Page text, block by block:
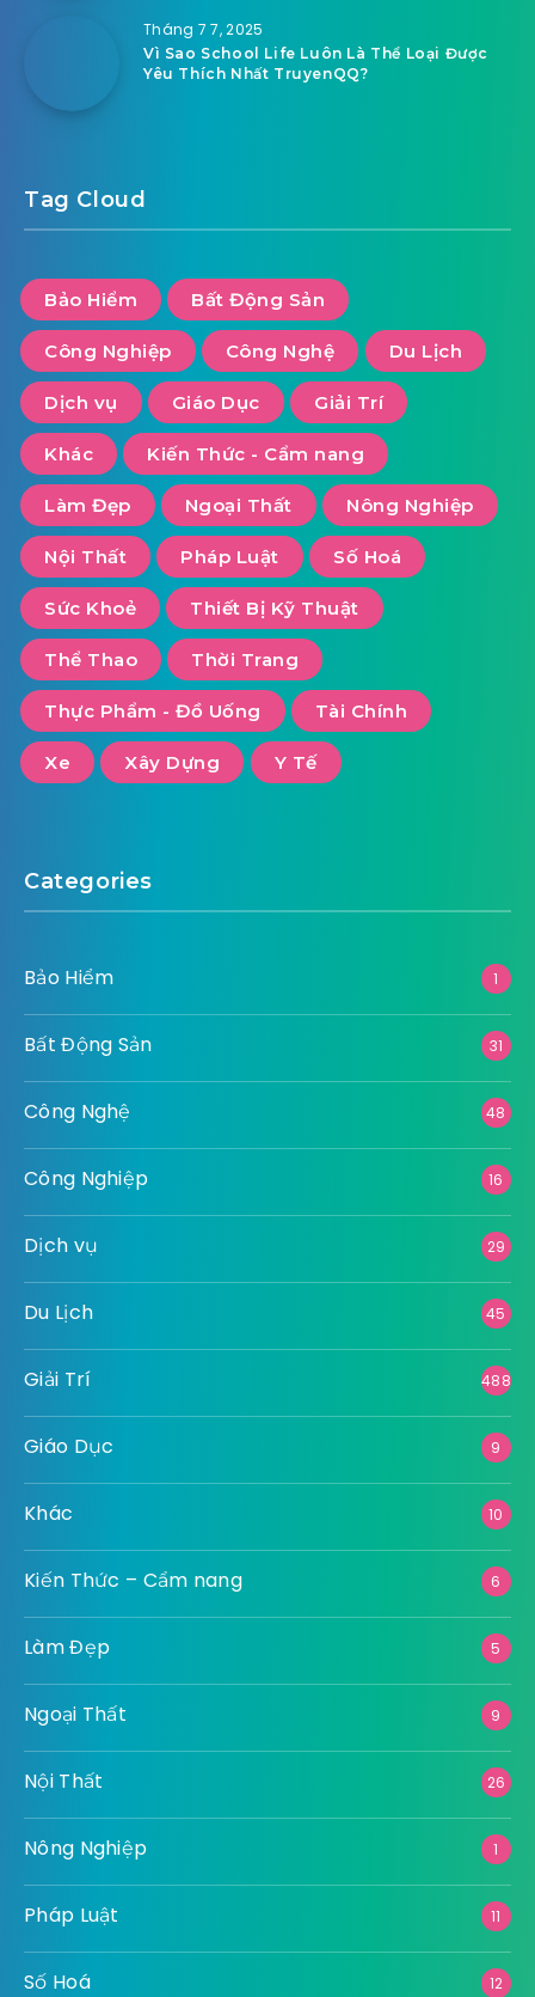
Tháng 7 7, 2025
Vì Sao School Life Luôn Là Thể Loại Được
Yêu Thích Nhất TruyenQQ?
Tag Cloud
Bảo Hiểm Bất Động Sản
Công Nghiệp Công Nghệ Du Lịch
Dịch vụ Giáo Dục Giải Trí
Khác Kiến Thức - Cẩm nang
Làm Đẹp Ngoại Thất Nông Nghiệp
Nội Thất Pháp Luật Số Hoá
Sức Khoẻ Thiết Bị Kỹ Thuật
Thể Thao Thời Trang
Thực Phẩm - Đồ Uống Tài Chính
Xe Xây Dựng Y Tế
Categories
Bảo Hiểm 1
Bất Động Sản 31
Công Nghệ 48
Công Nghiệp 16
Dịch vụ 29
Du Lịch 45
Giải Trí 488
Giáo Dục 9
Khác 10
Kiến Thức – Cẩm nang 6
Làm Đẹp 5
Ngoại Thất 9
Nội Thất 26
Nông Nghiệp 1
Pháp Luật 11
Số Hoá 12